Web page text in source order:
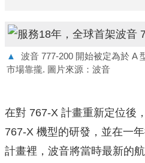
▲
波音 777-200 開始被定為於 A
市場靠攏. 圖片來源：波音
在對 767-X 計畫重新定位後
767-X 機型的研發，並在一
計畫裡，波音將當時最新的